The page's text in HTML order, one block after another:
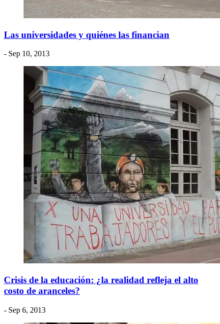
Las universidades y quiénes las financian
- Sep 10, 2013
Crisis de la educación: ¿la realidad refleja el alto
costo de aranceles?
- Sep 6, 2013